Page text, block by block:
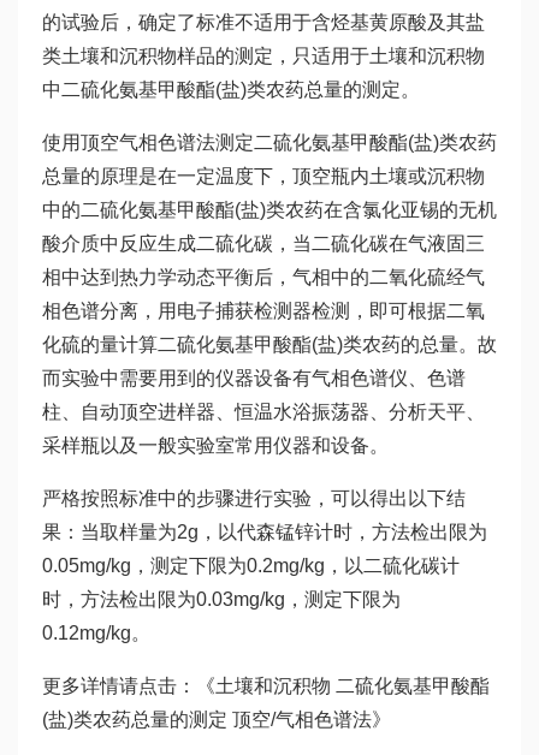
的试验后，确定了标准不适用于含烃基黄原酸及其盐
类土壤和沉积物样品的测定，只适用于土壤和沉积物
中二硫化氨基甲酸酯(盐)类农药总量的测定。
使用顶空气相色谱法测定二硫化氨基甲酸酯(盐)类农药
总量的原理是在一定温度下，顶空瓶内土壤或沉积物
中的二硫化氨基甲酸酯(盐)类农药在含氯化亚锡的无机
酸介质中反应生成二硫化碳，当二硫化碳在气液固三
相中达到热力学动态平衡后，气相中的二氧化硫经气
相色谱分离，用电子捕获检测器检测，即可根据二氧
化硫的量计算二硫化氨基甲酸酯(盐)类农药的总量。故
而实验中需要用到的仪器设备有气相色谱仪、色谱
柱、自动顶空进样器、恒温水浴振荡器、分析天平、
采样瓶以及一般实验室常用仪器和设备。
严格按照标准中的步骤进行实验，可以得出以下结
果：当取样量为2g，以代森锰锌计时，方法检出限为
0.05mg/kg，测定下限为0.2mg/kg，以二硫化碳计
时，方法检出限为0.03mg/kg，测定下限为
0.12mg/kg。
更多详情请点击：《土壤和沉积物 二硫化氨基甲酸酯
(盐)类农药总量的测定 顶空/气相色谱法》